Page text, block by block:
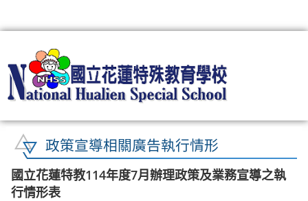
政策宣導相關廣告執行情形
國立花蓮特教114年度7月辦理政策及業務宣導之執
行情形表